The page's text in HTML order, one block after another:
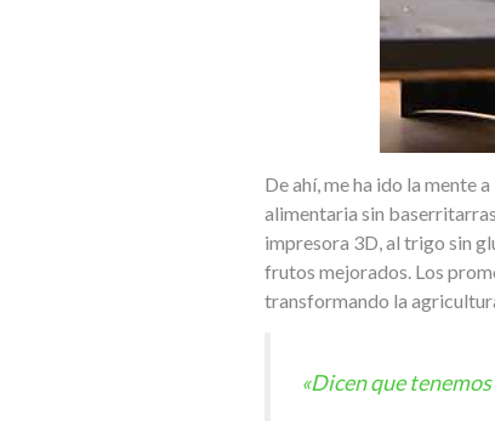
De ahí, me ha ido la mente
alimentaria sin
impresora 3D, al trigo sin
frutos mejorados. Los
transformando la
«Dicen que